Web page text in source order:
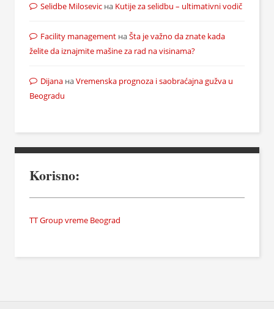
Selidbe Milosevic на Kutije za selidbu – ultimativni vodič
Facility management наŠta je važno da znate kada
želite da iznajmite mašine za rad na visinama?
Dijana наVremenska prognoza i saobraćajna gužva u
Beogradu
Korisno:
TT Group vreme Beograd